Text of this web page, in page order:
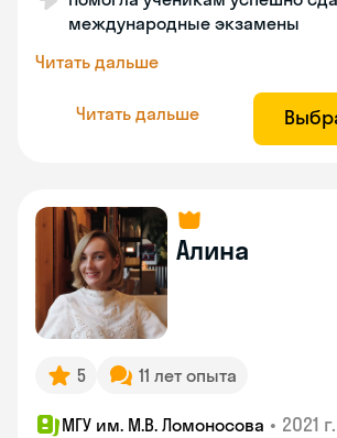
международные экзамены
Читать дальше
Читать дальше
Алина
5 11 лет опыта
МГУ им. М.В. Ломоносова • 2021 г.